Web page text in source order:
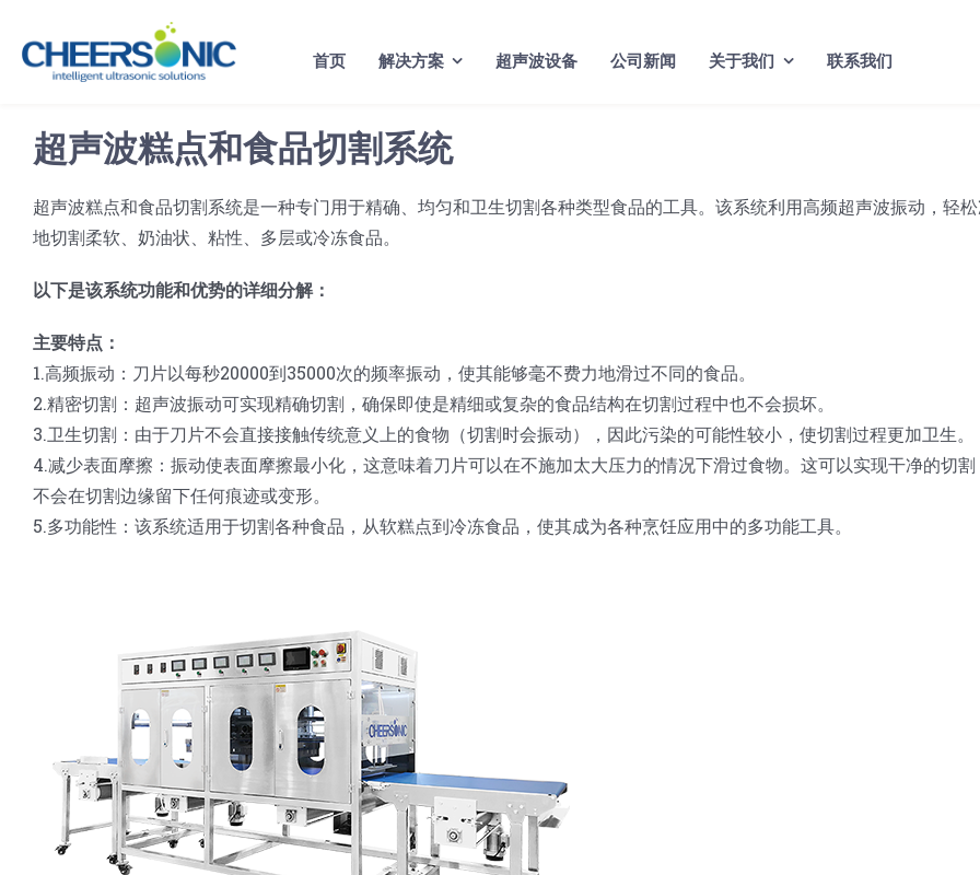
content
首页 解决方案 超声波设备 公司新闻 关于我们 联系我们
超声波糕点和食品切割系统
超声波糕点和食品切割系统是一种专门用于精确、均匀和卫生切割各种类型食品的工具。该系统利用高频超声波振动，轻
地切割柔软、奶油状、粘性、多层或冷冻食品。
以下是该系统功能和优势的详细分解：
主要特点：
1.高频振动：刀片以每秒20000到35000次的频率振动，使其能够毫不费力地滑过不同的食品。
2.精密切割：超声波振动可实现精确切割，确保即使是精细或复杂的食品结构在切割过程中也不会损坏。
3.卫生切割：由于刀片不会直接接触传统意义上的食物（切割时会振动），因此污染的可能性较小，使切割过程更加卫生。
4.减少表面摩擦：振动使表面摩擦最小化，这意味着刀片可以在不施加太大压力的情况下滑过食物。这可以实现干净的切
不会在切割边缘留下任何痕迹或变形。
5.多功能性：该系统适用于切割各种食品，从软糕点到冷冻食品，使其成为各种烹饪应用中的多功能工具。